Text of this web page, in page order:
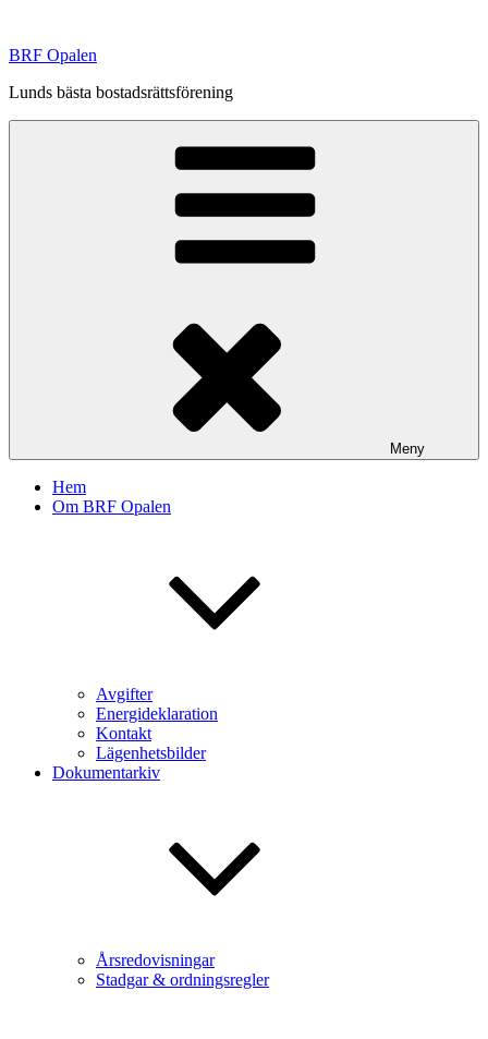
innehåll
BRF Opalen
Lunds bästa bostadsrättsförening
Meny
Hem
Om BRF Opalen
Avgifter
Energideklaration
Kontakt
Lägenhetsbilder
Dokumentarkiv
Årsredovisningar
Stadgar & ordningsregler